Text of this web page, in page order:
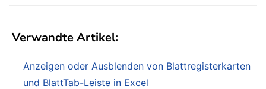
Verwandte Artikel:
Anzeigen oder Ausblenden von Blattregisterkarten
und BlattTab-Leiste in Excel